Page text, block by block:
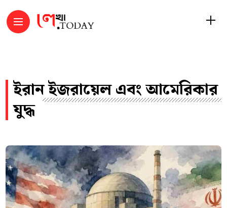
ইরান ইজরায়েল এবং আমেরিকার
যুদ্ধ